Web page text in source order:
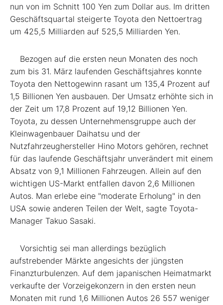
nun von im Schnitt 100 Yen zum Dollar aus. Im dritten
Geschäftsquartal steigerte Toyota den Nettoertrag
um 425,5 Milliarden auf 525,5 Milliarden Yen.
Bezogen auf die ersten neun Monaten des noch
zum bis 31. März laufenden Geschäftsjahres konnte
Toyota den Nettogewinn rasant um 135,4 Prozent auf
1,5 Billionen Yen ausbauen. Der Umsatz erhöhte sich in
der Zeit um 17,8 Prozent auf 19,12 Billionen Yen.
Toyota, zu dessen Unternehmensgruppe auch der
Kleinwagenbauer Daihatsu und der
Nutzfahrzeughersteller Hino Motors gehören, rechnet
für das laufende Geschäftsjahr unverändert mit einem
Absatz von 9,1 Millionen Fahrzeugen. Allein auf den
wichtigen US-Markt entfallen davon 2,6 Millionen
Autos. Man erlebe eine "moderate Erholung" in den
USA sowie anderen Teilen der Welt, sagte Toyota-
Manager Takuo Sasaki.
Vorsichtig sei man allerdings bezüglich
aufstrebender Märkte angesichts der jüngsten
Finanzturbulenzen. Auf dem japanischen Heimatmarkt
verkaufte der Vorzeigekonzern in den ersten neun
Monaten mit rund 1,6 Millionen Autos 26 557 weniger